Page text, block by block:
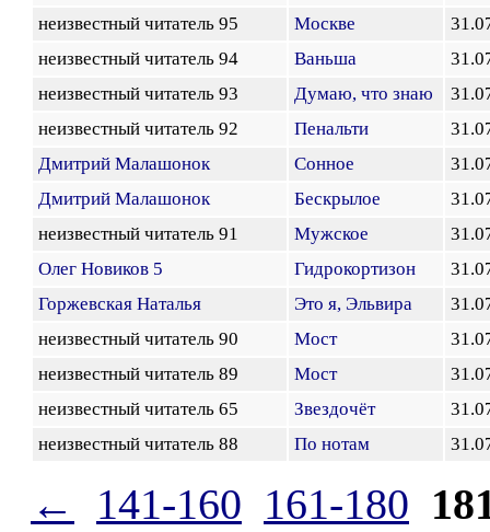
неизвестный читатель 95
Москве
неизвестный читатель 94
Ваньша
неизвестный читатель 93
Думаю, что знаю
неизвестный читатель 92
Пенальти
Дмитрий Малашонок
Сонное
Дмитрий Малашонок
Бескрылое
неизвестный читатель 91
Мужское
Олег Новиков 5
Гидрокортизон
Горжевская Наталья
Это я, Эльвира
неизвестный читатель 90
Мост
неизвестный читатель 89
Мост
неизвестный читатель 65
Звездочёт
неизвестный читатель 88
По нотам
← 141-160 161-180